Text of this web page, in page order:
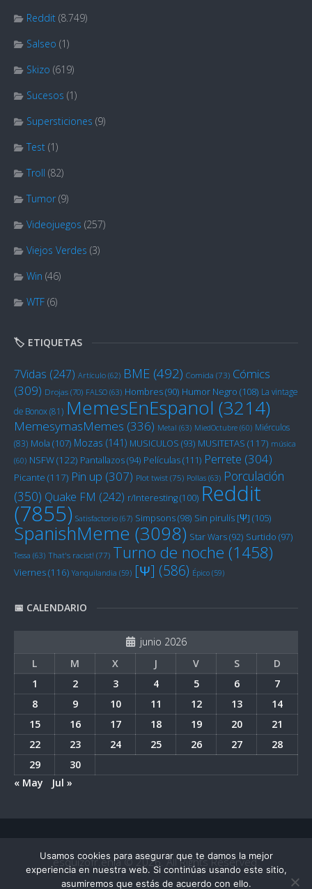
Reddit (8.749)
Salseo (1)
Skizo (619)
Sucesos (1)
Supersticiones (9)
Test (1)
Troll (82)
Tumor (9)
Videojuegos (257)
Viejos Verdes (3)
Win (46)
WTF (6)
🏷️ ETIQUETAS
7Vidas (247) Artículo (62) BME (492) Comida (73) Cómics
(309) Drojas (70) FALSO (63) Hombres(90) Humor Negro (108) La vintage
de Bonox(81) MemesEnEspanol (3214)
MemesymasMemes (336) Metal (63) MiedOctubre (60) Miérculos
(83) Mola (107) Mozas (141) MUSICULOS (93) MUSITETAS (117) música
(60) NSFW(122) Pantallazos(94) Películas(111) Perrete (304)
Picante (117) Pin up (307) Plot twist (75) Pollas (63) Porculación
(350) Quake FM (242) r/Interesting(100) Reddit
(7855) Satisfactorio (67) Simpsons(98) Sin pirulís [Ψ] (105)
SpanishMeme (3098) Star Wars(92) Surtido (97)
Tessa (63) That's racist! (77) Turno de noche (1458)
Viernes(116) Yanquilandia (59) [Ψ] (586) Épico (59)
📅 CALENDARIO
junio 2026
L
M X J V S
D
1
2 3 4 5 6
7
8
9 10 11 12 13
14
15
16 17 18 19 20
21
22
23 24 25 26 27
28
29
30
« May
Jul »
esquizofr.enia © 2026. All Rights Reserved.
Usamos cookies para asegurar que te damos la mejor
experiencia en nuestra web. Si continúas usando este sitio,
asumiremos que estás de acuerdo con ello.